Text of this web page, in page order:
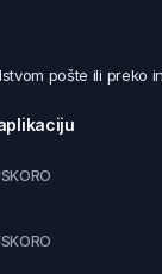
pošte ili preko